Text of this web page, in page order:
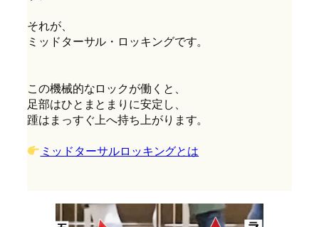
それが、
ミッドターサル・ロッキングです。
この機械的なロックが働くと、
足部はひとまとまりに安定し、
踵はまっすぐ上へ持ち上がります。
ミッドターサルロッキングとは